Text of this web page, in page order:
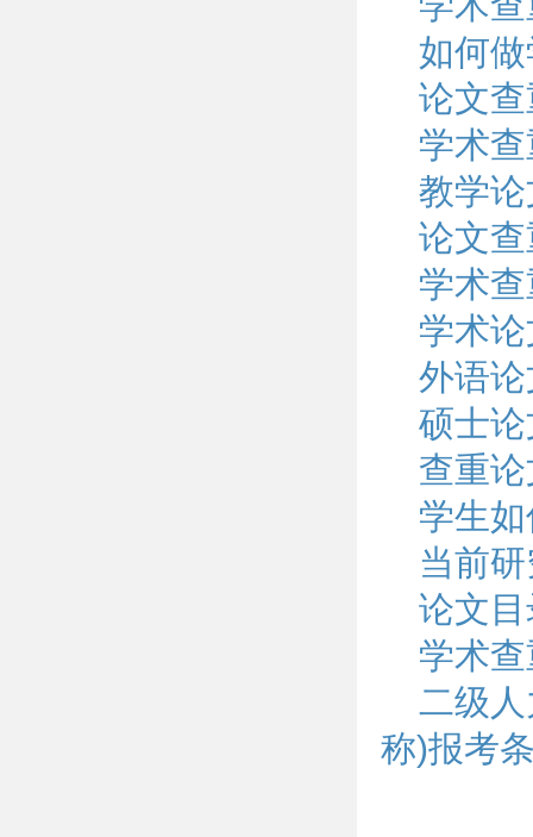
如何
论文
学术
教学
论文
学术
学术
外语
硕士
查重
学生
当前
论文
学术
二级
称)报考